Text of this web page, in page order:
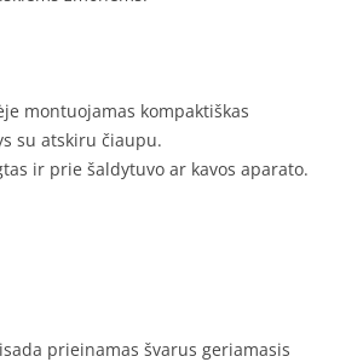
montuojamas kompaktiškas
su atskiru čiaupu.
ir prie šaldytuvo ar kavos aparato.
prieinamas švarus geriamasis